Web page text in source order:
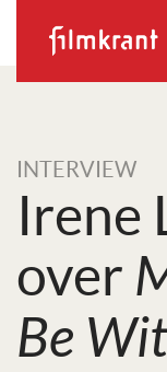
INTERVIEW
Irene
over
Be